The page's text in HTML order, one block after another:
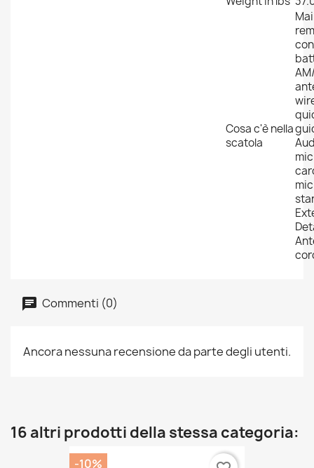
Cosa c'è nella
scatola
Commenti (0)
Ancora nessuna recensione da parte degli utenti.
16 altri prodotti della stessa categoria:
-10%